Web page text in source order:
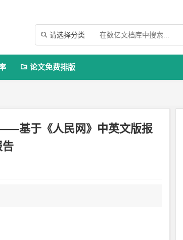
 请选择分类
 论文免费排版
基于《人民网》中英文版报
告